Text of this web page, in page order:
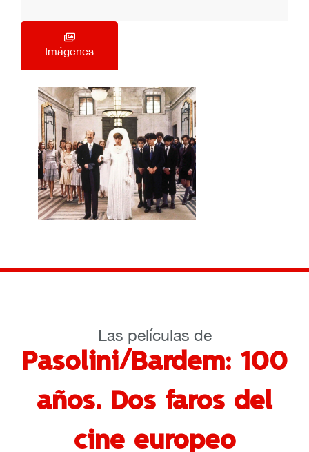
Imágenes
Las películas de
Pasolini/Bardem: 100
años. Dos faros del
cine europeo